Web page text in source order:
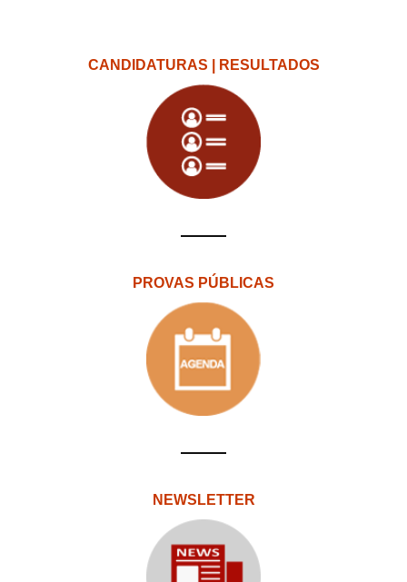
CANDIDATURAS | RESULTADOS
PROVAS PÚBLICAS
NEWSLETTER